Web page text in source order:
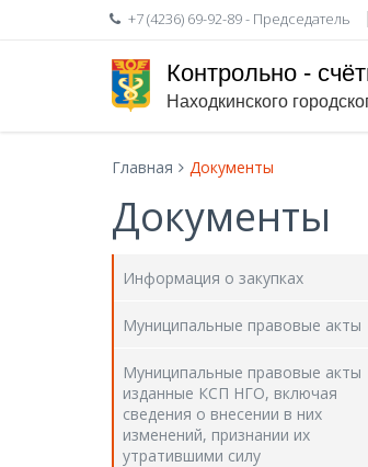
+7 (4236) 69-92-89 - Председатель
Контрольно -
Находкинского
Главная Документы
Документы
Информация о закупках
Муниципальные правовые акты
Муниципальные правовые акты
изданные КСП НГО, включая
сведения о внесении в них
изменений, признании их
утратившими силу